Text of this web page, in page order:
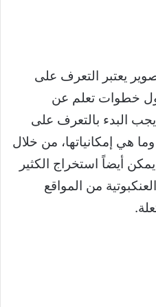
يعتبر التعرف على
خطوات تعلم عن
يجب البدء بالتعرف على
هي إمكانياتها، من خلال
أيضاً استخراج الكثير
من المواقع